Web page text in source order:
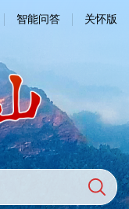
智能问答 关怀版